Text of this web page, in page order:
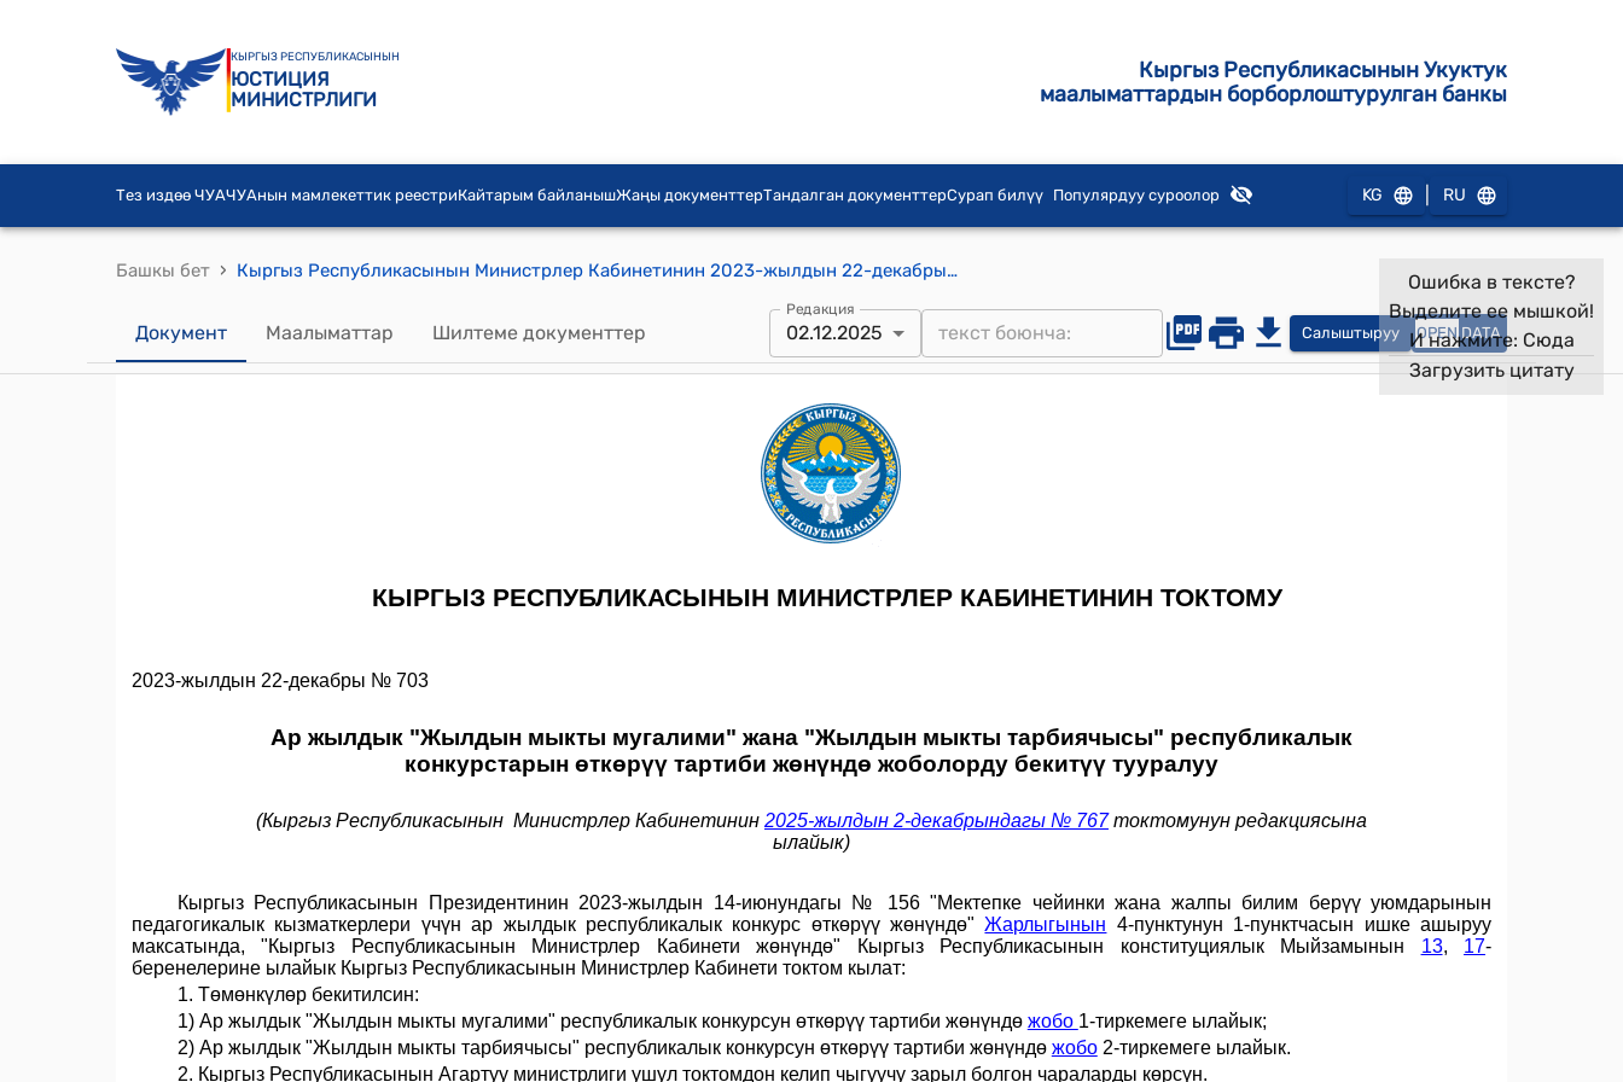
КЫРГЫЗ РЕСПУБЛИКАСЫНЫН
ЮСТИЦИЯ
МИНИСТРЛИГИ
Кыргыз Республикасынын Укуктук
маалыматтардын борборлоштурулган банкы
Тез издөө ЧУАЧУАнын мамлекеттик реестриКайтарым байланышЖаңы документтерТандалган документтерСурап билүү Популярдуу суроолор KG RU
Башкы бет › Кыргыз Республикасынын Министрлер Кабинетинин 2023-жылдын 22-декабрындагы № 703 "Ар жылдык "Жылдын мыкты мугалими" жана "Жылдын мыкты тарбиячысы" республикалык конкурстарын өткөрүү тартиби жөнүндө жоболорду бекитүү тууралуу" токтому
Документ Маалыматтар Шилтеме документтер
Редакция
02.12.2025 Салыштыруу OPEN DATA
Ошибка в тексте?
Выделите ее мышкой!
И нажмите: Сюда
Загрузить цитату